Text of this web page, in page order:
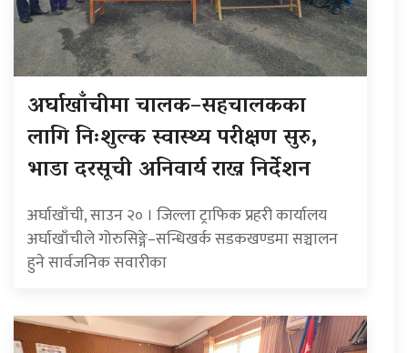
अर्घाखाँचीमा चालक–सहचालकका
लागि निःशुल्क स्वास्थ्य परीक्षण सुरु,
भाडा दरसूची अनिवार्य राख्न निर्देशन
अर्घाखाँची, साउन २० । जिल्ला ट्राफिक प्रहरी कार्यालय
अर्घाखाँचीले गोरुसिङ्गे–सन्धिखर्क सडकखण्डमा सञ्चालन
हुने सार्वजनिक सवारीका